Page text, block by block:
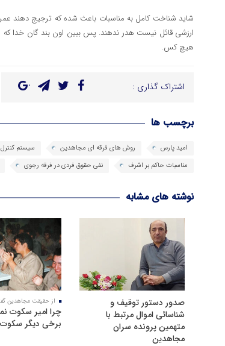
شاید شناخت کامل به مناسبات باعث شده که ترجیج دهند
ارزشی قائل نیست هدر ندهند. پس ببین اون بند گان خدا
هیچ کس.
اشتراک گذاری :
برچسب ها
امید پارس روش های فرقه ای مجاهدین
سیستم
مناسبات حاکم بر اشرف
نفی حقوق فردی در فرقه رجوی
نوشته های مشابه
صدور دستور توقیف و
شناسائی اموال مرتبط با
متهمین پرونده سران
مجاهدین
از حقیقت مجاهدین
چرا امیر سکوت
برخی دیگر سکوت